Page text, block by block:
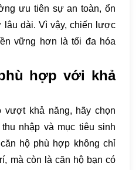
ưu tiên sự an toàn, ổn
lâu dài. Vì vậy, chiến lược
vững hơn là tối đa hóa
hợp với khả
vượt khả năng, hãy chọn
nhập và mục tiêu sinh
hộ phù hợp không chỉ
mà còn là căn hộ bạn có